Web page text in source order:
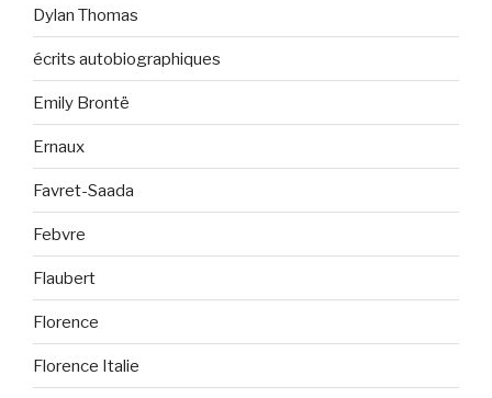
Dylan Thomas
écrits autobiographiques
Emily Brontë
Ernaux
Favret-Saada
Febvre
Flaubert
Florence
Florence Italie